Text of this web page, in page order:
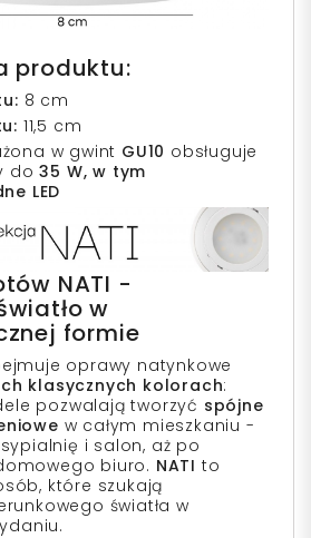
produktu:
8 cm
11,5 cm
w gwint GU10 obsługuje
do35 W, w tym
LED
NATI -
w
formie
oprawy natynkowe
klasycznych kolorach:
pozwalają tworzyć spójne
w całym mieszkaniu -
i salon, aż po
biuro. NATI to
które szukają
światła w